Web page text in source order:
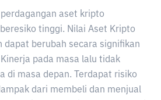
aset kripto
tinggi. Nilai Aset Kripto
dapat berubah secara signifikan
pada masa lalu tidak
di masa depan. Terdapat risiko
dari membeli dan menjual